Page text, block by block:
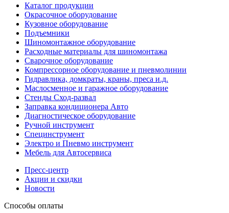
Каталог продукции
Окрасочное оборудование
Кузовное оборудование
Подъемники
Шиномонтажное оборудование
Расходные материалы для шиномонтажа
Сварочное оборудование
Компрессорное оборудование и пневмолинии
Гидравлика, домкраты, краны, преса и.д.
Маслосменное и гаражное оборудование
Стенды Сход-развал
Заправка кондиционера Авто
Диагностическое оборудование
Ручной инструмент
Специнструмент
Электро и Пневмо инструмент
Мебель для Автосервиса
Пресс-центр
Акции и скидки
Новости
Способы оплаты